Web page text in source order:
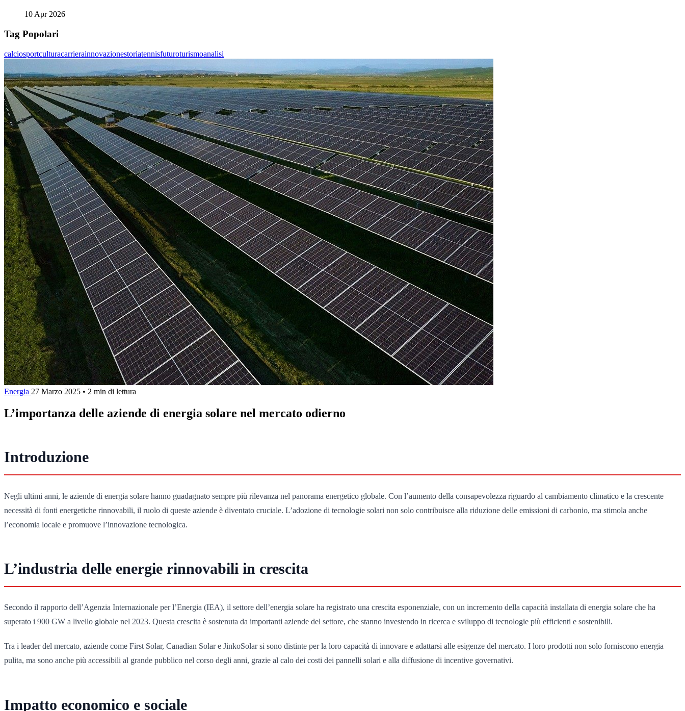
10 Apr 2026
Tag Popolari
calciosportculturacarrierainnovazionestoriatennisfuturoturismoanalisi
Energia 27 Marzo 2025 • 2 min di lettura
L’importanza delle aziende di energia solare nel mercato odierno
Introduzione
Negli ultimi anni, le aziende di energia solare hanno guadagnato sempre più rilevanza nel panorama energetico globale. Con l’aumento della consapevolezza riguardo al cambiamento climatico e la crescente
necessità di fonti energetiche rinnovabili, il ruolo di queste aziende è diventato cruciale. L’adozione di tecnologie solari non solo contribuisce alla riduzione delle emissioni di carbonio, ma stimola anche
l’economia locale e promuove l’innovazione tecnologica.
L’industria delle energie rinnovabili in crescita
Secondo il rapporto dell’Agenzia Internazionale per l’Energia (IEA), il settore dell’energia solare ha registrato una crescita esponenziale, con un incremento della capacità installata di energia solare che ha
superato i 900 GW a livello globale nel 2023. Questa crescita è sostenuta da importanti aziende del settore, che stanno investendo in ricerca e sviluppo di tecnologie più efficienti e sostenibili.
Tra i leader del mercato, aziende come First Solar, Canadian Solar e JinkoSolar si sono distinte per la loro capacità di innovare e adattarsi alle esigenze del mercato. I loro prodotti non solo forniscono energia
pulita, ma sono anche più accessibili al grande pubblico nel corso degli anni, grazie al calo dei costi dei pannelli solari e alla diffusione di incentive governativi.
Impatto economico e sociale